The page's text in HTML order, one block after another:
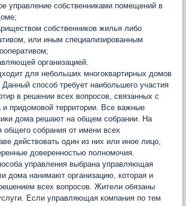
управление собственниками помещений в
собственников жилья либо
или иным специализированным
организацией.
для небольших многоквартирных домов
Данный способ требует наибольшего участия
в решении всех вопросов, связанных с
придомовой территории. Все важные
дома решают на общем собрании. На
общего собрания от имени всех
действовать один из них или иное лицо,
доверенностью полномочия.
управления выбрана управляющая
дома нанимают организацию, которая и
всех вопросов. Жители обязаны
Если управляющая компания по тем